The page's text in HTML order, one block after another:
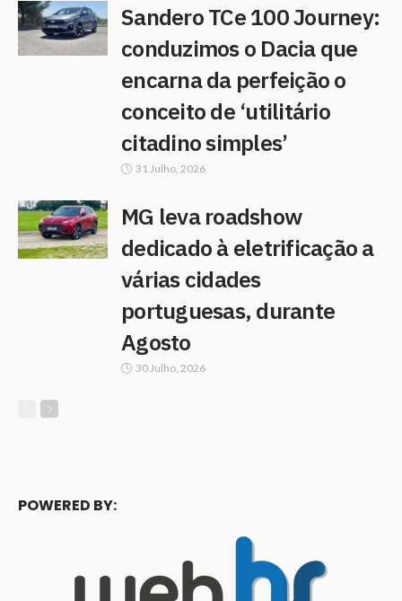
Sandero TCe 100 Journey:
conduzimos o Dacia que
encarna da perfeição o
conceito de ‘utilitário
citadino simples’
31 Julho, 2026
MG leva roadshow
dedicado à eletrificação a
várias cidades
portuguesas, durante
Agosto
30 Julho, 2026
POWERED BY: